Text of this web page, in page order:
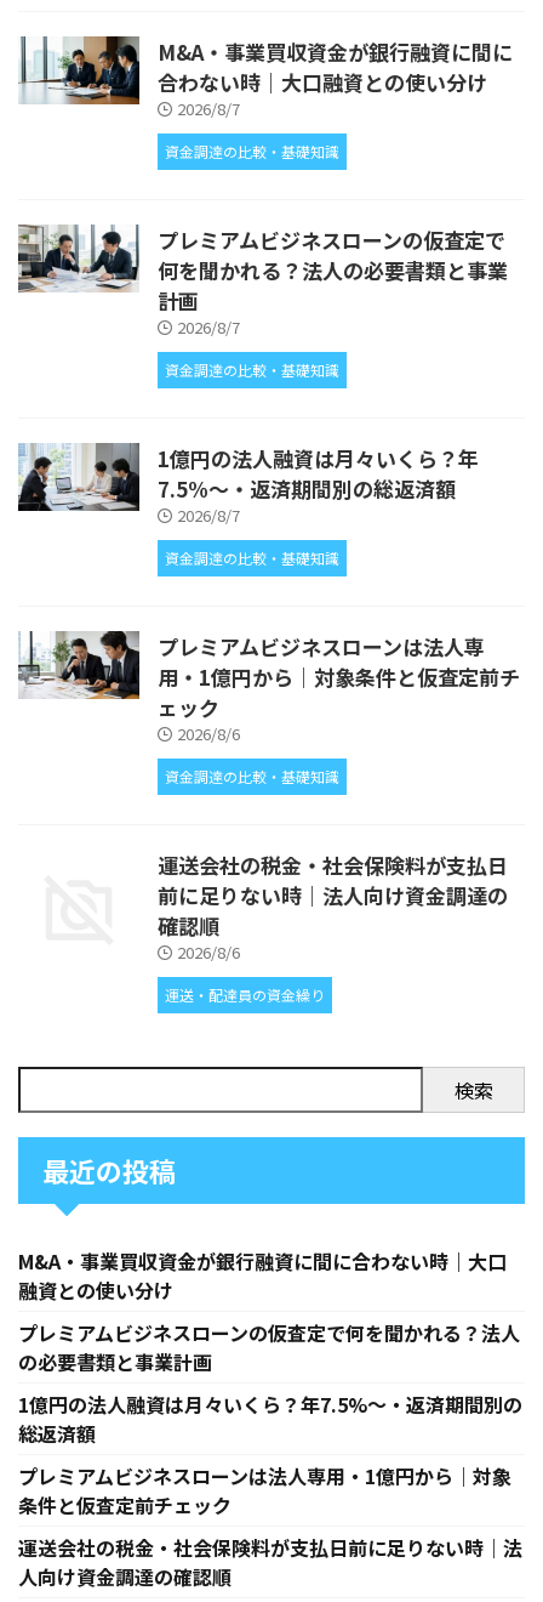
M&A・事業買収資金が銀行融資に間に
合わない時｜大口融資との使い分け
2026/8/7
資金調達の比較・基礎知識
プレミアムビジネスローンの仮査定で
何を聞かれる？法人の必要書類と事業
計画
2026/8/7
資金調達の比較・基礎知識
1億円の法人融資は月々いくら？年
7.5%〜・返済期間別の総返済額
2026/8/7
資金調達の比較・基礎知識
プレミアムビジネスローンは法人専
用・1億円から｜対象条件と仮査定前チ
ェック
2026/8/6
資金調達の比較・基礎知識
運送会社の税金・社会保険料が支払日
前に足りない時｜法人向け資金調達の
確認順
2026/8/6
運送・配達員の資金繰り
検索
最近の投稿
M&A・事業買収資金が銀行融資に間に合わない時｜大口
融資との使い分け
プレミアムビジネスローンの仮査定で何を聞かれる？法人
の必要書類と事業計画
1億円の法人融資は月々いくら？年7.5%〜・返済期間別の
総返済額
プレミアムビジネスローンは法人専用・1億円から｜対象
条件と仮査定前チェック
運送会社の税金・社会保険料が支払日前に足りない時｜法
人向け資金調達の確認順